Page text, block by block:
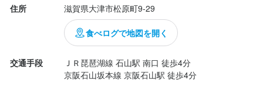
住所 滋賀県大津市松原町9-29
食べログで地図を開く
交通手段
ＪＲ琵琶湖線 石山駅 南口 徒歩4分
京阪石山坂本線 京阪石山駅 徒歩4分
・頑張りに見合った収入を望む方
・接客業、飲食業が大好きな方
・大好きな飲食業で安定した生活を実現したい方
・早期のキャリアアップを実現したい方
・成果が正当に評価される環境で働きたい方
・マニュアルに縛られず、自分の個性・アイデアを発揮して働き
・頑張りに見合った収入を望む方
・接客業、飲食業が大好きな方
・大好きな飲食業で安定した生活を実現したい方
・早期のキャリアアップを実現したい方
・成果が正当に評価される環境で働きたい方
・マニュアルに縛られず、自分の個性・アイデアを発揮して働き
選考の流れ
オンライン面接・対面面接かご希望に合わせて実施しますので、S
TEP.2の面接日時のご調整時にご希望を伺います♪
◆土日に働きたいWワーカーさん
＜以下の経験がある方はスグに活躍できます！＞
◆居酒屋での勤務経験
◆バル・バーでの勤務経験
◆土日に働きたいWワーカーさん
＜以下の経験がある方はスグに活躍できます！＞
◆居酒屋での勤務経験
◆バル・バーでの勤務経験
選考の流れ
オンライン面接・対面面接かご希望に合わせて実施しますので、S
TEP.2の面接日時のご調整時にご希望を伺います♪